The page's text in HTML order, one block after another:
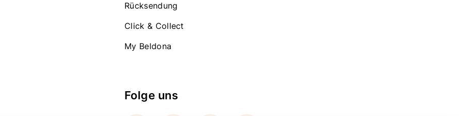
Rücksendung
Click & Collect
My Beldona
Folge uns